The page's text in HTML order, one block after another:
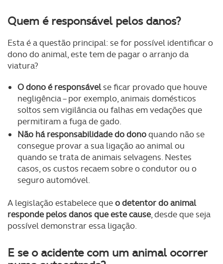
Quem é responsável pelos danos?
Esta é a questão principal: se for possível identificar o
dono do animal, este tem de pagar o arranjo da
viatura?
O dono é responsávelse ficar provado que houve
negligência – por exemplo, animais domésticos
soltos sem vigilância ou falhas em vedações que
permitiram a fuga de gado.
Não há responsabilidade do donoquando não se
consegue provar a sua ligação ao animal ou
quando se trata de animais selvagens. Nestes
casos, os custos recaem sobre o condutor ou o
seguro automóvel.
A legislação estabelece queo detentor do animal
responde pelos danos que este cause, desde que seja
possível demonstrar essa ligação.
E se o acidente com um animal ocorrer